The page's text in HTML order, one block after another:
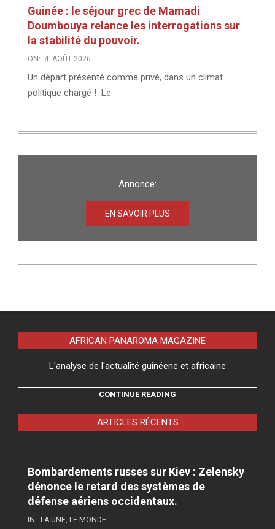
Guinée : le séjour grec de Mamadi
Doumbouya relance les interrogations sur
la stabilité du pouvoir.
ON: 4. AOÛT 2026
Un départ présenté comme privé, dans un climat
politique chargé ! Le
Annonce:
EN SAVOIR PLUS
AFRICAN PANAROMA MAGAZINE
L'analyse de l'actualité guinéene et africaine
CONTINUE READING
ARTICLES RÉCENTS
Bombardements russes sur Kiev : Zelensky
dénonce le retard des systèmes de
défense aériens occidentaux.
IN: LA UNE, LE MONDE